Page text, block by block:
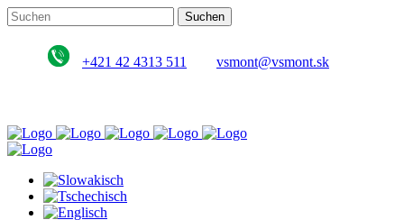
+421 42 4313 511 vsmont@vsmont.sk